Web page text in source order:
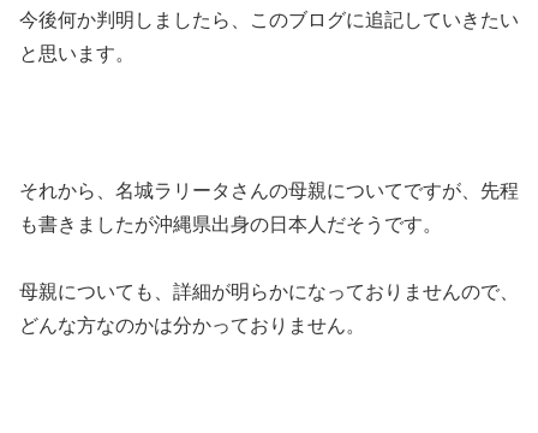
今後何か判明しましたら、このブログに追記していきたい
と思います。
それから、名城ラリータさんの母親についてですが、先程
も書きましたが沖縄県出身の日本人だそうです。
母親についても、詳細が明らかになっておりませんので、
どんな方なのかは分かっておりません。